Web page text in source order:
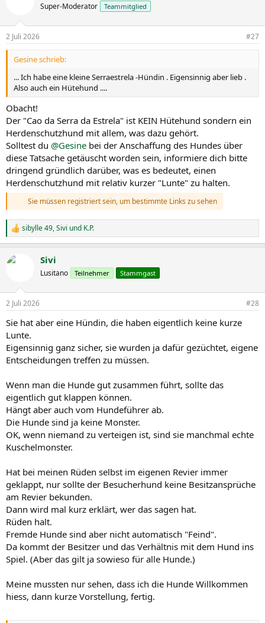
Super-Moderator Teammitglied
2 Juli 2026 #27
Gesine schrieb:
... Ich habe eine kleine Serraestrela -Hündin . Eigensinnig aber lieb .
Also auch ein Hütehund ....
Obacht!
Der "Cao da Serra da Estrela" ist KEIN Hütehund sondern ein
Herdenschutzhund mit allem, was dazu gehört.
Solltest du @Gesine bei der Anschaffung des Hundes über
diese Tatsache getäuscht worden sein, informiere dich bitte
dringend gründlich darüber, was es bedeutet, einen
Herdenschutzhund mit relativ kurzer "Lunte" zu halten.
Sie müssen registriert sein, um bestimmte Links zu sehen
R
e
k
n
e
n
:
sibylle 49,Sivi und K.P.
Sivi
Lusitano Teilnehmer Stammgast
2 Juli 2026 #28
Sie hat aber eine Hündin, die haben eigentlich keine kurze
Lunte.
Eigensinnig ganz sicher, sie wurden ja dafür gezüchtet, eigene
Entscheidungen treffen zu müssen.
Wenn man die Hunde gut zusammen führt, sollte das
eigentlich gut klappen können.
Hängt aber auch vom Hundeführer ab.
Die Hunde sind ja keine Monster.
OK, wenn niemand zu verteigen ist, sind sie manchmal echte
Kuschelmonster.
Hat bei meinen Rüden selbst im eigenen Revier immer
geklappt, nur sollte der Besucherhund keine Besitzansprüche
am Revier bekunden.
Dann wird mal kurz erklärt, wer das sagen hat.
Rüden halt.
Fremde Hunde sind aber nicht automatisch "Feind".
Da kommt der Besitzer und das Verhältnis mit dem Hund ins
Spiel. (Aber das gilt ja sowieso für alle Hunde.)
Meine mussten nur sehen, dass ich die Hunde Willkommen
hiess, dann kurze Vorstellung, fertig.